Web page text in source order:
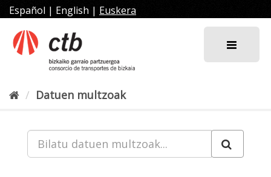
Joan
edukira
Español | English | Euskera
Datuen multzoak